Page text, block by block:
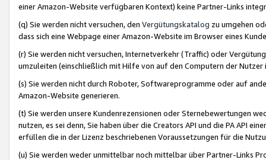
einer Amazon-Website verfügbaren Kontext) keine Partner-Links
(q) Sie werden nicht versuchen, den Vergütungskatalog zu umgehen
dass sich eine Webpage einer Amazon-Website im Browser eines
(r) Sie werden nicht versuchen, Internetverkehr (Traffic) oder
umzuleiten (einschließlich mit Hilfe von auf den Computern der
(s) Sie werden nicht durch Roboter, Softwareprogramme oder auf
Amazon-Website generieren.
(t) Sie werden unsere Kundenrezensionen oder Sternebewertungen
nutzen, es sei denn, Sie haben über die Creators API und die PA API
erfüllen die in der Lizenz beschriebenen Voraussetzungen für die
(u) Sie werden weder unmittelbar noch mittelbar über Partner-Links